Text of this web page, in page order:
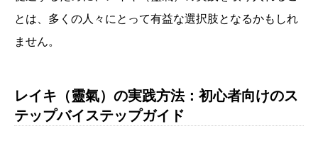
とは、多くの人々にとって有益な選択肢となるかもしれ
ません。
レイキ（靈氣）の実践方法：初心者向けのス
テップバイステップガイド